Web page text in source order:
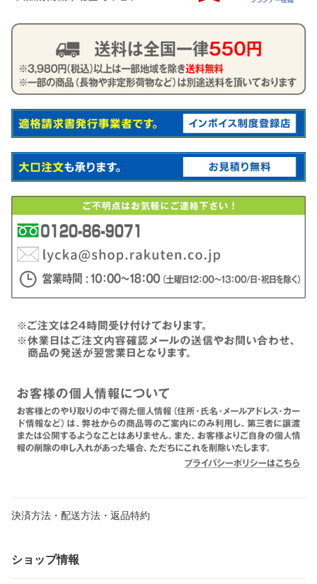
決済方法・配送方法・返品特約
ショップ情報